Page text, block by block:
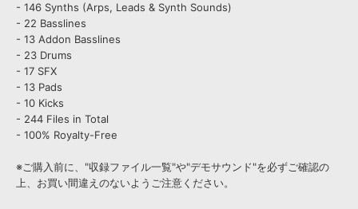
- 146 Synths (Arps, Leads & Synth Sounds)
- 22 Basslines
- 13 Addon Basslines
- 23 Drums
- 17 SFX
- 13 Pads
- 10 Kicks
- 244 Files in Total
- 100% Royalty-Free
※ご購入前に、"収録ファイル一覧"や"デモサウンド"を必ずご確認の
上、お買い間違えのないようご注意ください。